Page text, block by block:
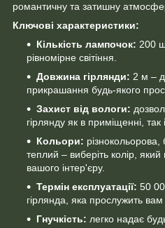
романтичну та затишну
Ключові характеристики:
Кількість лампочок: 200
рівномірне світіння.
Довжина гірлянди: 2 м –
прикрашання будь-якого
Захист від вологи:
гірлянду як в приміщенні, так
Кольори: різнокольорова,
теплий – виберіть колір,
вашого інтер'єру.
Термін експлуатації: 50
гірлянда, яка прослужить вам
Гнучкість: легко надає